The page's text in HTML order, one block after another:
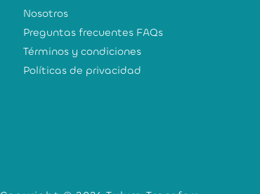
Nosotros
Preguntas frecuentes FAQs
Términos y condiciones
Políticas de privacidad